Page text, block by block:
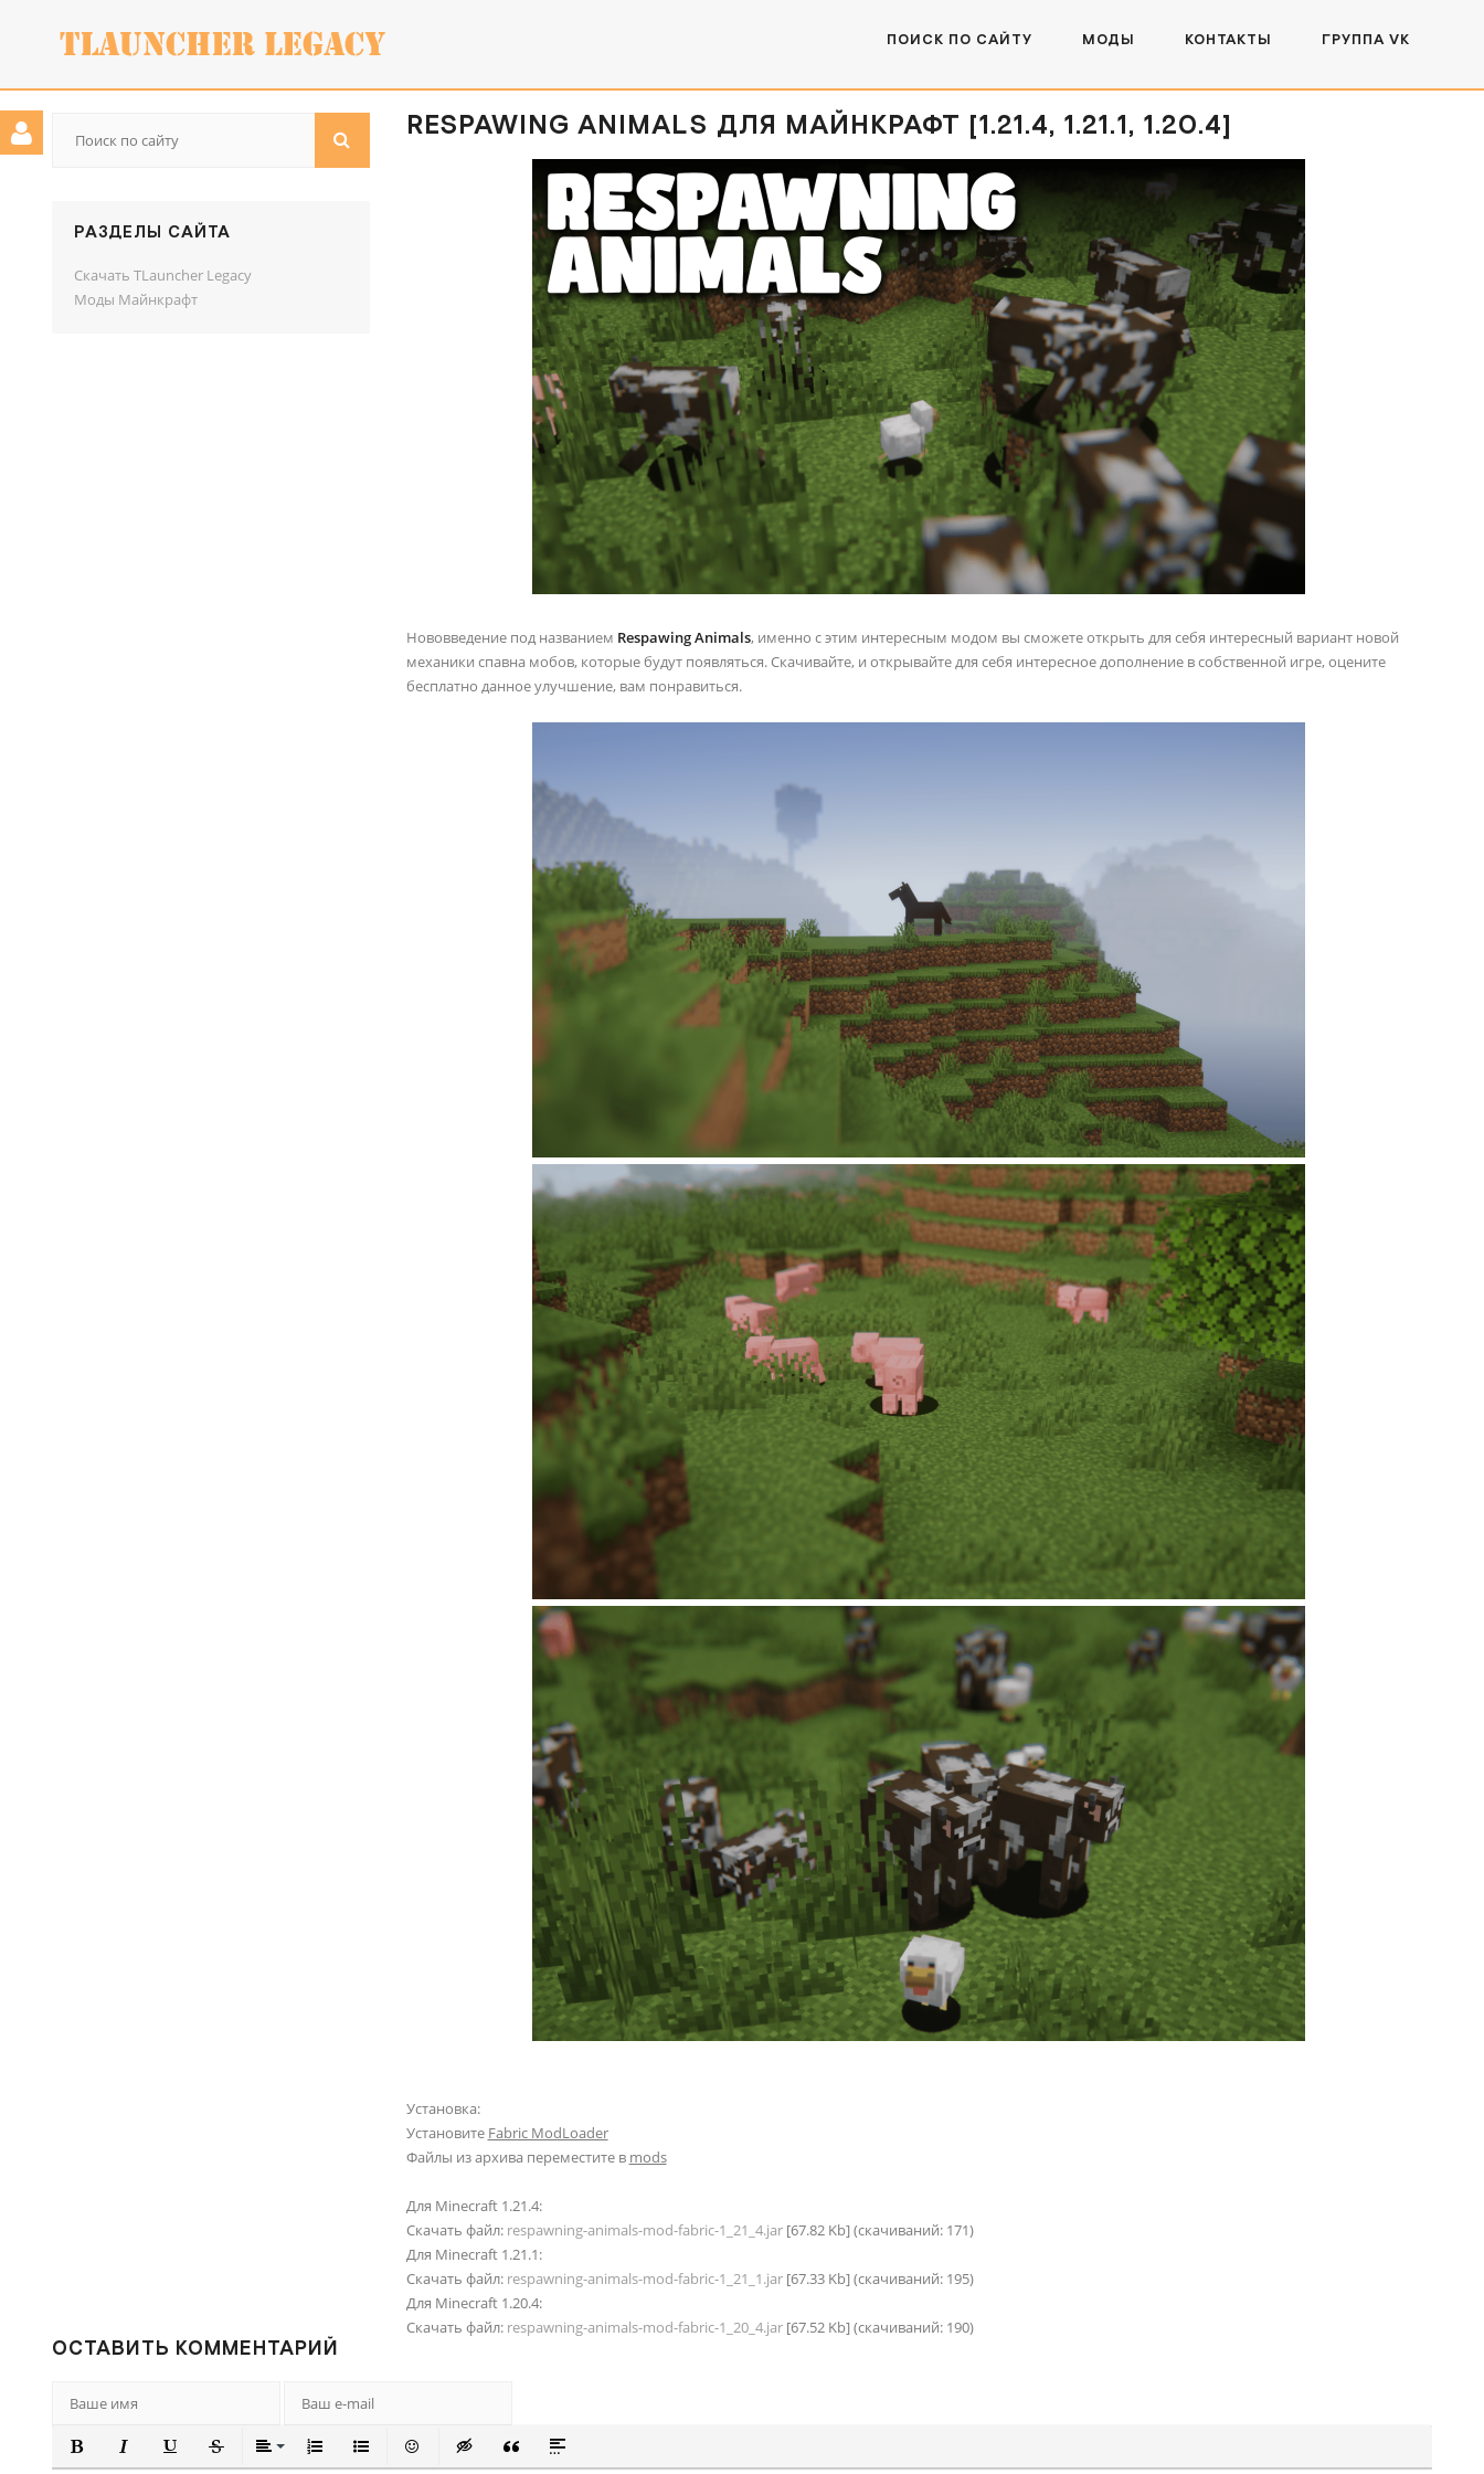
ПОИСК ПО САЙТУ МОДЫ КОНТАКТЫ ГРУППА VK
RESPAWING ANIMALS ДЛЯ МАЙНКРАФТ [1.21.4, 1.21.1, 1.20.4]
Нововведение под названием Respawing Animals, именно с этим интересным модом вы сможете открыть для себя интересный вариант новой
механики спавна мобов, которые будут появляться. Скачивайте, и открывайте для себя интересное дополнение в собственной игре, оцените
бесплатно данное улучшение, вам понравиться.
Установка:
Установите Fabric ModLoader
Файлы из архива переместите в mods
Для Minecraft 1.21.4:
Скачать файл: respawning-animals-mod-fabric-1_21_4.jar [67.82 Kb] (cкачиваний: 171)
Для Minecraft 1.21.1:
Скачать файл: respawning-animals-mod-fabric-1_21_1.jar [67.33 Kb] (cкачиваний: 195)
Для Minecraft 1.20.4:
Скачать файл: respawning-animals-mod-fabric-1_20_4.jar [67.52 Kb] (cкачиваний: 190)
РАЗДЕЛЫ САЙТА
Скачать TLauncher Legacy
Моды Майнкрафт
ОСТАВИТЬ КОММЕНТАРИЙ